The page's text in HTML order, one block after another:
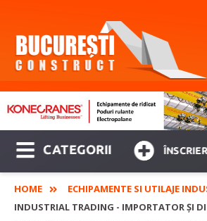
CATEGORII
HOME
ECHIPAMENTE SI UTILAJE
INDUSTRIAL TRADING - IMPORTATOR ȘI